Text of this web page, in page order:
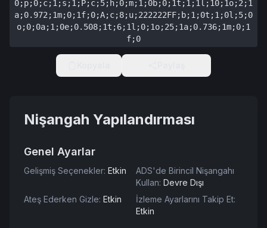
0;p;0;c;1;s;1;P;c;5;h;0;m;1;0b;0;1t;1;1l;10;1o;2;1
a;0.972;1m;0;1f;0;A;c;8;u;222222FF;b;1;0t;1;0l;5;0
o;0;0a;1;0e;0.508;1t;6;1l;0;1o;25;1a;0.736;1m;0;1
f;0
Nişangah Yapılandırması
Genel Ayarlar
Gelişmiş Seçenekler: Etkin
ADS'de Birincil Nişangahı
Kullan: Devre Dışı
Ateş Ederken Gizle: Etkin İzleme Ayarlarını Takip Et:
Etkin